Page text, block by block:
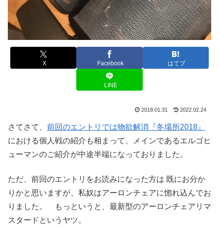
X Facebook はてブ
LINE
2018.01.31 2022.02.24
さてさて、 前回のエントリでは物欲解消『冬場所2018』
における個人戦の紹介も相まって、メインであるエルゴヒ
ューマンのご紹介が中途半端になっておりました。
ただ、前回のエントリをお読みになった方は 既にお分か
りかと思いますが、私奴はアーロンチェアに惚れ込んでお
りました。 もっというと、最新型のアーロンチェアリマ
スタードというヤツ。